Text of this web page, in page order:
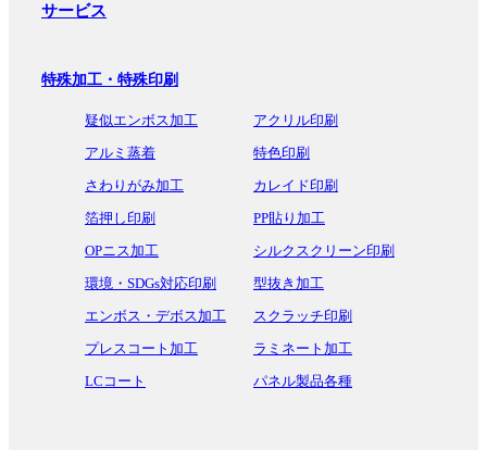
サービス
特殊加工・特殊印刷
疑似エンボス加工
アクリル印刷
アルミ蒸着
特色印刷
さわりがみ加工
カレイド印刷
箔押し印刷
PP貼り加工
OPニス加工
シルクスクリーン印刷
環境・SDGs対応印刷
型抜き加工
エンボス・デボス加工
スクラッチ印刷
プレスコート加工
ラミネート加工
LCコート
パネル製品各種